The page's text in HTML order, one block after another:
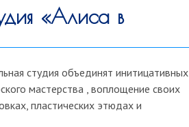
«Алиса в
студия объединят инитицативных
мастерства , воплощение своих
пластических этюдах и